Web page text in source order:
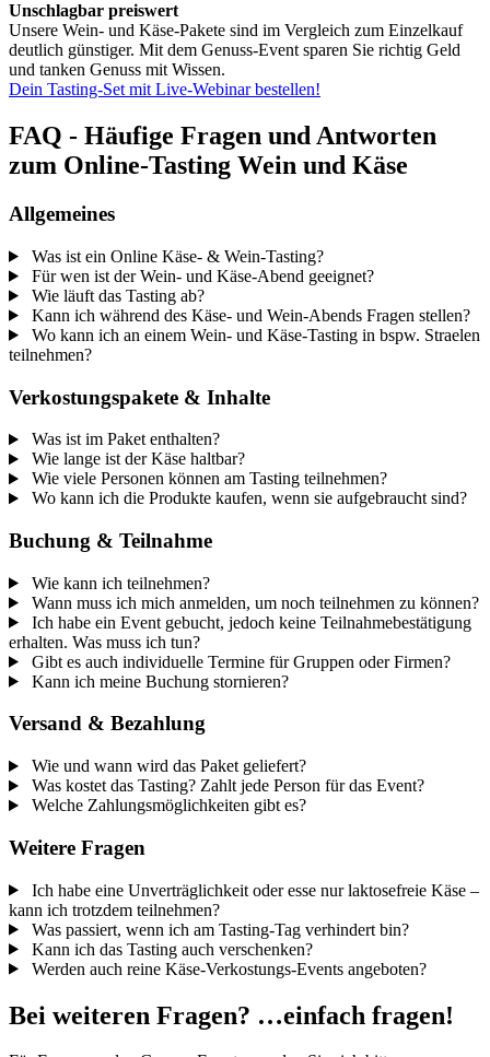
Unschlagbar preiswert
Unsere Wein- und Käse-Pakete sind im Vergleich zum Einzelkauf
deutlich günstiger. Mit dem Genuss-Event sparen Sie richtig Geld
und tanken Genuss mit Wissen.
Dein Tasting-Set mit Live-Webinar bestellen!
FAQ - Häufige Fragen und Antworten
zum Online-Tasting Wein und Käse
Allgemeines
Was ist ein Online Käse- & Wein-Tasting?
Für wen ist der Wein- und Käse-Abend geeignet?
Wie läuft das Tasting ab?
Kann ich während des Käse- und Wein-Abends Fragen stellen?
Wo kann ich an einem Wein- und Käse-Tasting in bspw. Straelen
teilnehmen?
Verkostungspakete & Inhalte
Was ist im Paket enthalten?
Wie lange ist der Käse haltbar?
Wie viele Personen können am Tasting teilnehmen?
Wo kann ich die Produkte kaufen, wenn sie aufgebraucht sind?
Buchung & Teilnahme
Wie kann ich teilnehmen?
Wann muss ich mich anmelden, um noch teilnehmen zu können?
Ich habe ein Event gebucht, jedoch keine Teilnahmebestätigung
erhalten. Was muss ich tun?
Gibt es auch individuelle Termine für Gruppen oder Firmen?
Kann ich meine Buchung stornieren?
Versand & Bezahlung
Wie und wann wird das Paket geliefert?
Was kostet das Tasting? Zahlt jede Person für das Event?
Welche Zahlungsmöglichkeiten gibt es?
Weitere Fragen
Ich habe eine Unverträglichkeit oder esse nur laktosefreie Käse –
kann ich trotzdem teilnehmen?
Was passiert, wenn ich am Tasting-Tag verhindert bin?
Kann ich das Tasting auch verschenken?
Werden auch reine Käse-Verkostungs-Events angeboten?
Bei weiteren Fragen? …einfach fragen!